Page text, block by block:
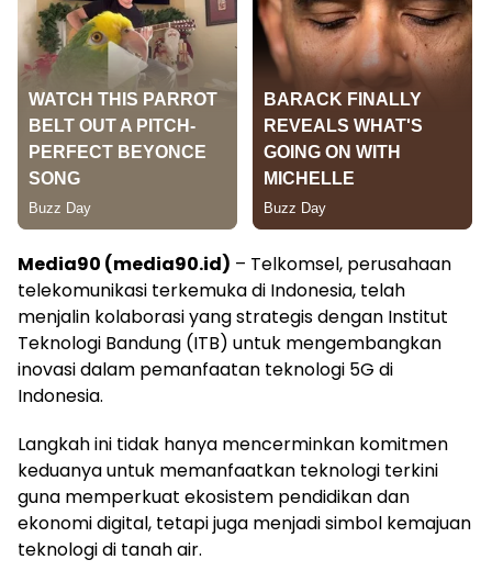
Media90 (media90.id) – Telkomsel, perusahaan
telekomunikasi terkemuka di Indonesia, telah
menjalin kolaborasi yang strategis dengan Institut
Teknologi Bandung (ITB) untuk mengembangkan
inovasi dalam pemanfaatan teknologi 5G di
Indonesia.
Langkah ini tidak hanya mencerminkan komitmen
keduanya untuk memanfaatkan teknologi terkini
guna memperkuat ekosistem pendidikan dan
ekonomi digital, tetapi juga menjadi simbol kemajuan
teknologi di tanah air.